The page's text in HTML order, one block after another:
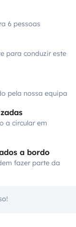
6 pessoas
para conduzir este
pela nossa equipa
a circular em
a bordo
fazer parte da